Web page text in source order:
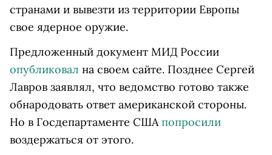
странами и вывезти из территории Европы
свое ядерное оружие.
Предложенный документ МИД России
опубликовал на своем сайте. Позднее Сергей
Лавров заявлял, что ведомство готово также
обнародовать ответ американской стороны.
Но в Госдепартаменте СШАпопросили
воздержаться от этого.